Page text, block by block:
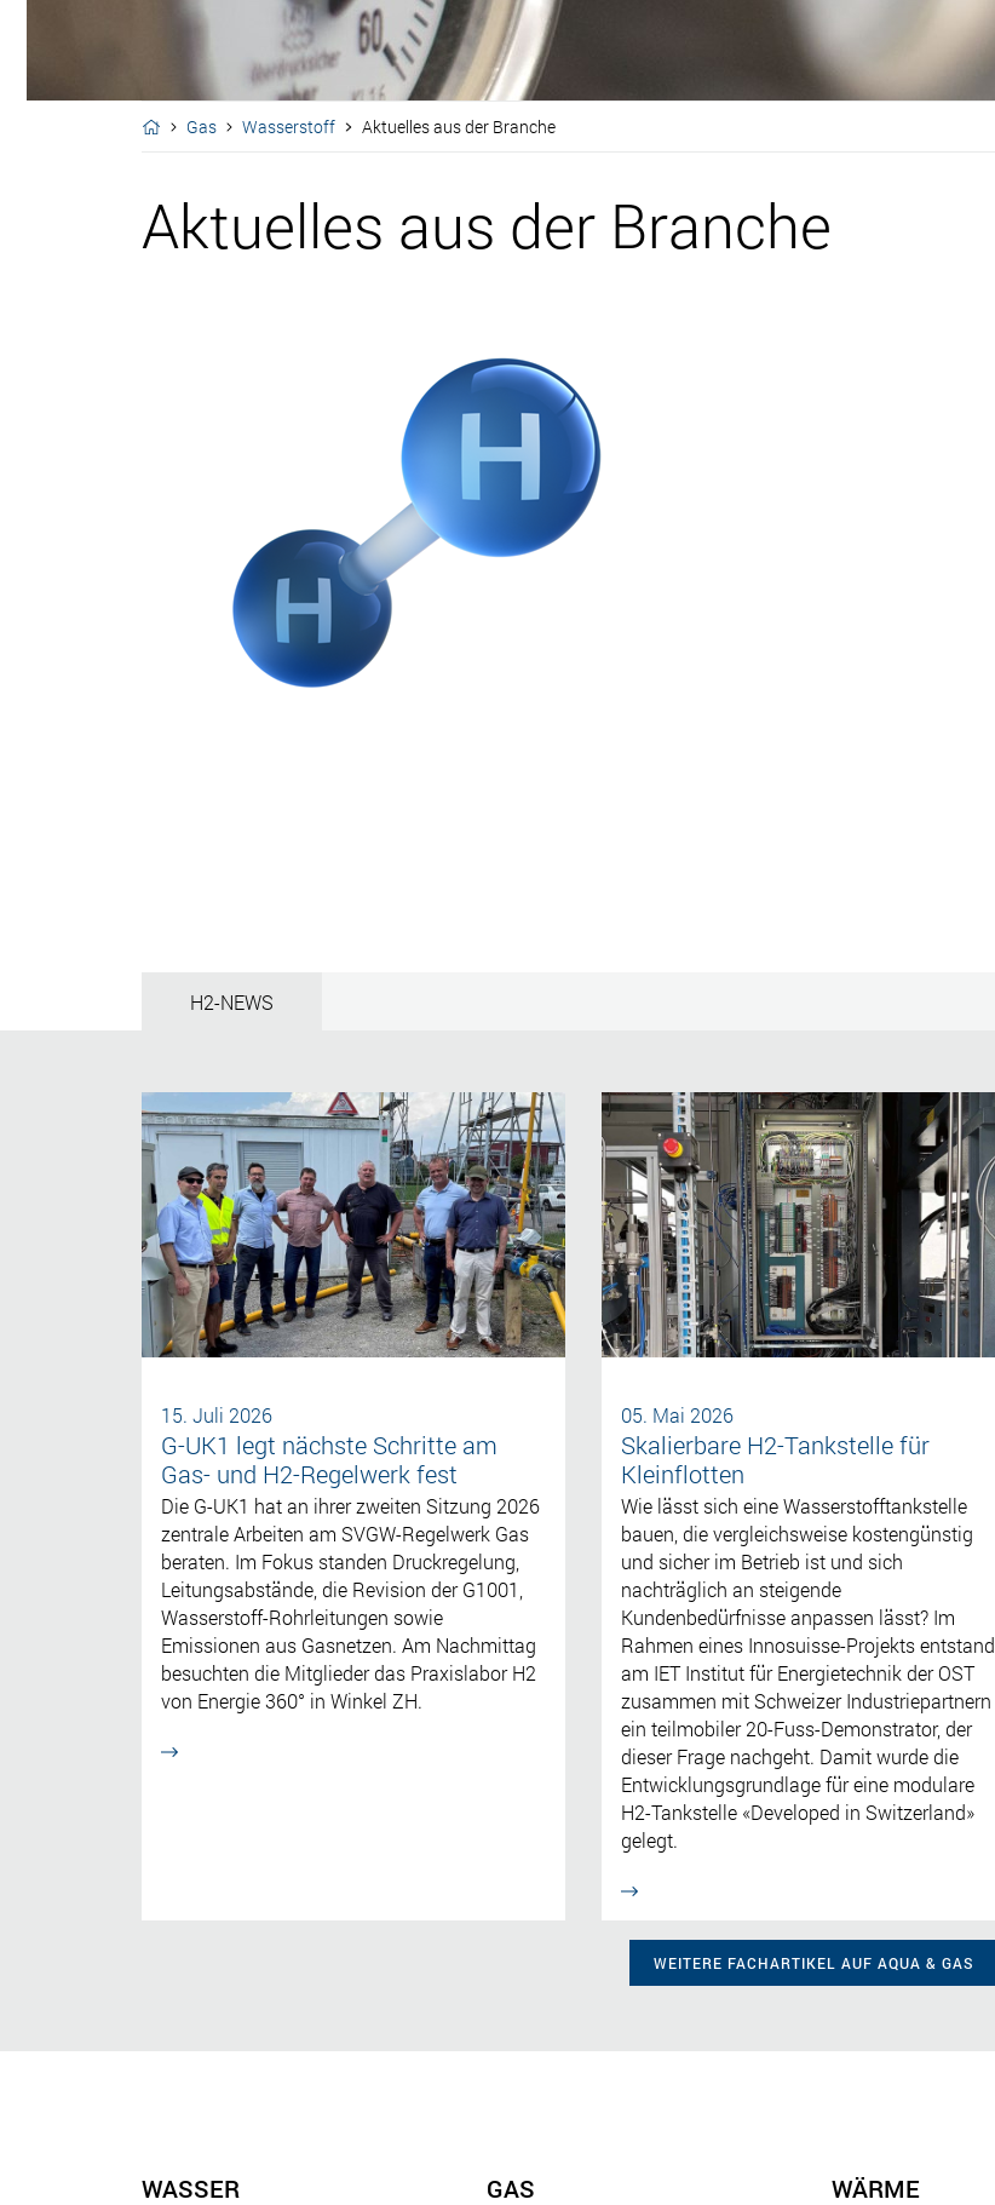
Gas Wasserstoff Aktuelles aus der Branche​
Aktuelles aus der Branche​
H2-NEWS
15. Juli 2026
G-UK1 legt nächste Schritte am
Gas- und H2-Regelwerk fest
Die G-UK1 hat an ihrer zweiten Sitzung 2026
zentrale Arbeiten am SVGW-Regelwerk Gas
beraten. Im Fokus standen Druckregelung,
Leitungsabstände, die Revision der G1001,
Wasserstoff-Rohrleitungen sowie
Emissionen aus Gasnetzen. Am Nachmittag
besuchten die Mitglieder das Praxislabor H2
von Energie 360° in Winkel ZH.
05. Mai 2026
Skalierbare H2-Tankstelle für
Kleinflotten
Wie lässt sich eine Wasserstofftankstelle
bauen, die vergleichsweise kostengünstig
und sicher im Betrieb ist und sich
nachträglich an steigende
Kundenbedürfnisse anpassen lässt? Im
Rahmen eines Innosuisse-Projekts entstand
am IET Institut für Energietechnik der OST
zusammen mit Schweizer Industriepartnern
ein teilmobiler 20-Fuss-Demonstrator, der
dieser Frage nachgeht. Damit wurde die
Entwicklungsgrundlage für eine modulare
H2-Tankstelle «Developed in Switzerland»
gelegt.
WEITERE FACHARTIKEL AUF AQUA & GAS
WASSER GAS WÄRME